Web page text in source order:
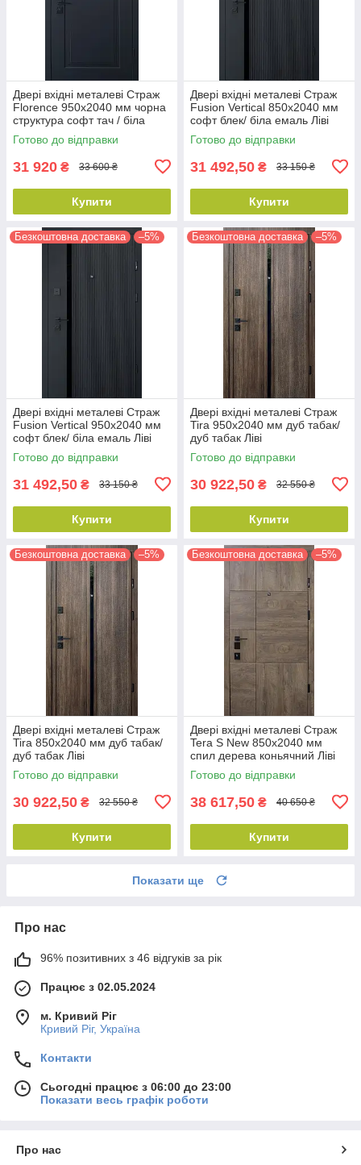
Двері вхідні металеві Страж
Florence 950х2040 мм чорна
структура софт тач / біла
емаль Ліві
Готово до відправки
31 920 ₴ 33 600 ₴
Купити
Двері вхідні металеві Страж
Fusion Vertical 850х2040 мм
софт блек/ біла емаль Ліві
Готово до відправки
31 492,50 ₴ 33 150 ₴
Купити
Безкоштовна доставка –5%
Двері вхідні металеві Страж
Fusion Vertical 950х2040 мм
софт блек/ біла емаль Ліві
Готово до відправки
31 492,50 ₴ 33 150 ₴
Купити
Безкоштовна доставка –5%
Двері вхідні металеві Страж
Tira 950х2040 мм дуб табак/
дуб табак Ліві
Готово до відправки
30 922,50 ₴ 32 550 ₴
Купити
Безкоштовна доставка –5%
Двері вхідні металеві Страж
Tira 850х2040 мм дуб табак/
дуб табак Ліві
Готово до відправки
30 922,50 ₴ 32 550 ₴
Купити
Безкоштовна доставка –5%
Двері вхідні металеві Страж
Tera S New 850х2040 мм
спил дерева коньячний Ліві
Готово до відправки
38 617,50 ₴ 40 650 ₴
Купити
Показати ще
Про нас
96% позитивних з 46 відгуків за рік
Працює з 02.05.2024
м. Кривий Ріг
Кривий Ріг, Україна
Контакти
Сьогодні працює з 06:00 до 23:00
Показати весь графік роботи
Про нас